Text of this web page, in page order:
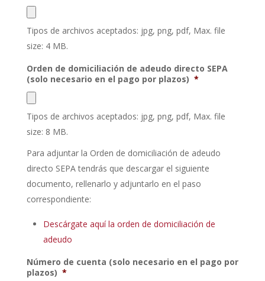
Tipos de archivos aceptados: jpg, png, pdf, Max. file
size: 4 MB.
Orden de domiciliación de adeudo directo SEPA
(solo necesario en el pago por plazos) *
Tipos de archivos aceptados: jpg, png, pdf, Max. file
size: 8 MB.
Para adjuntar la Orden de domiciliación de adeudo
directo SEPA tendrás que descargar el siguiente
documento, rellenarlo y adjuntarlo en el paso
correspondiente:
Descárgate aquí la orden de domiciliación de
adeudo
Número de cuenta (solo necesario en el pago por
plazos) *